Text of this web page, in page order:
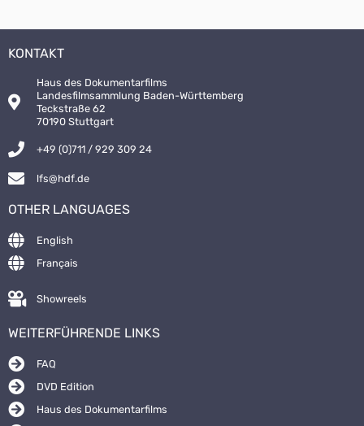
KONTAKT
Haus des Dokumentarfilms
Landesfilmsammlung Baden-Württemberg
Teckstraße 62
70190 Stuttgart
+49 (0)711 / 929 309 24
lfs@hdf.de
OTHER LANGUAGES
English
Français
Showreels
WEITERFÜHRENDE LINKS
FAQ
DVD Edition
Haus des Dokumentarfilms